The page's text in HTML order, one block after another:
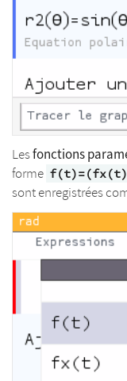
Lesfonctions
forme
sont enregistrées